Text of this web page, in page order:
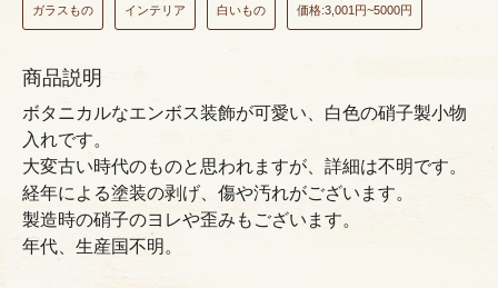
ガラスもの インテリア 白いもの 価格:3,001円~5000円
商品説明
ボタニカルなエンボス装飾が可愛い、白色の硝子製小物
入れです。
大変古い時代のものと思われますが、詳細は不明です。
経年による塗装の剥げ、傷や汚れがございます。
製造時の硝子のヨレや歪みもございます。
年代、生産国不明。